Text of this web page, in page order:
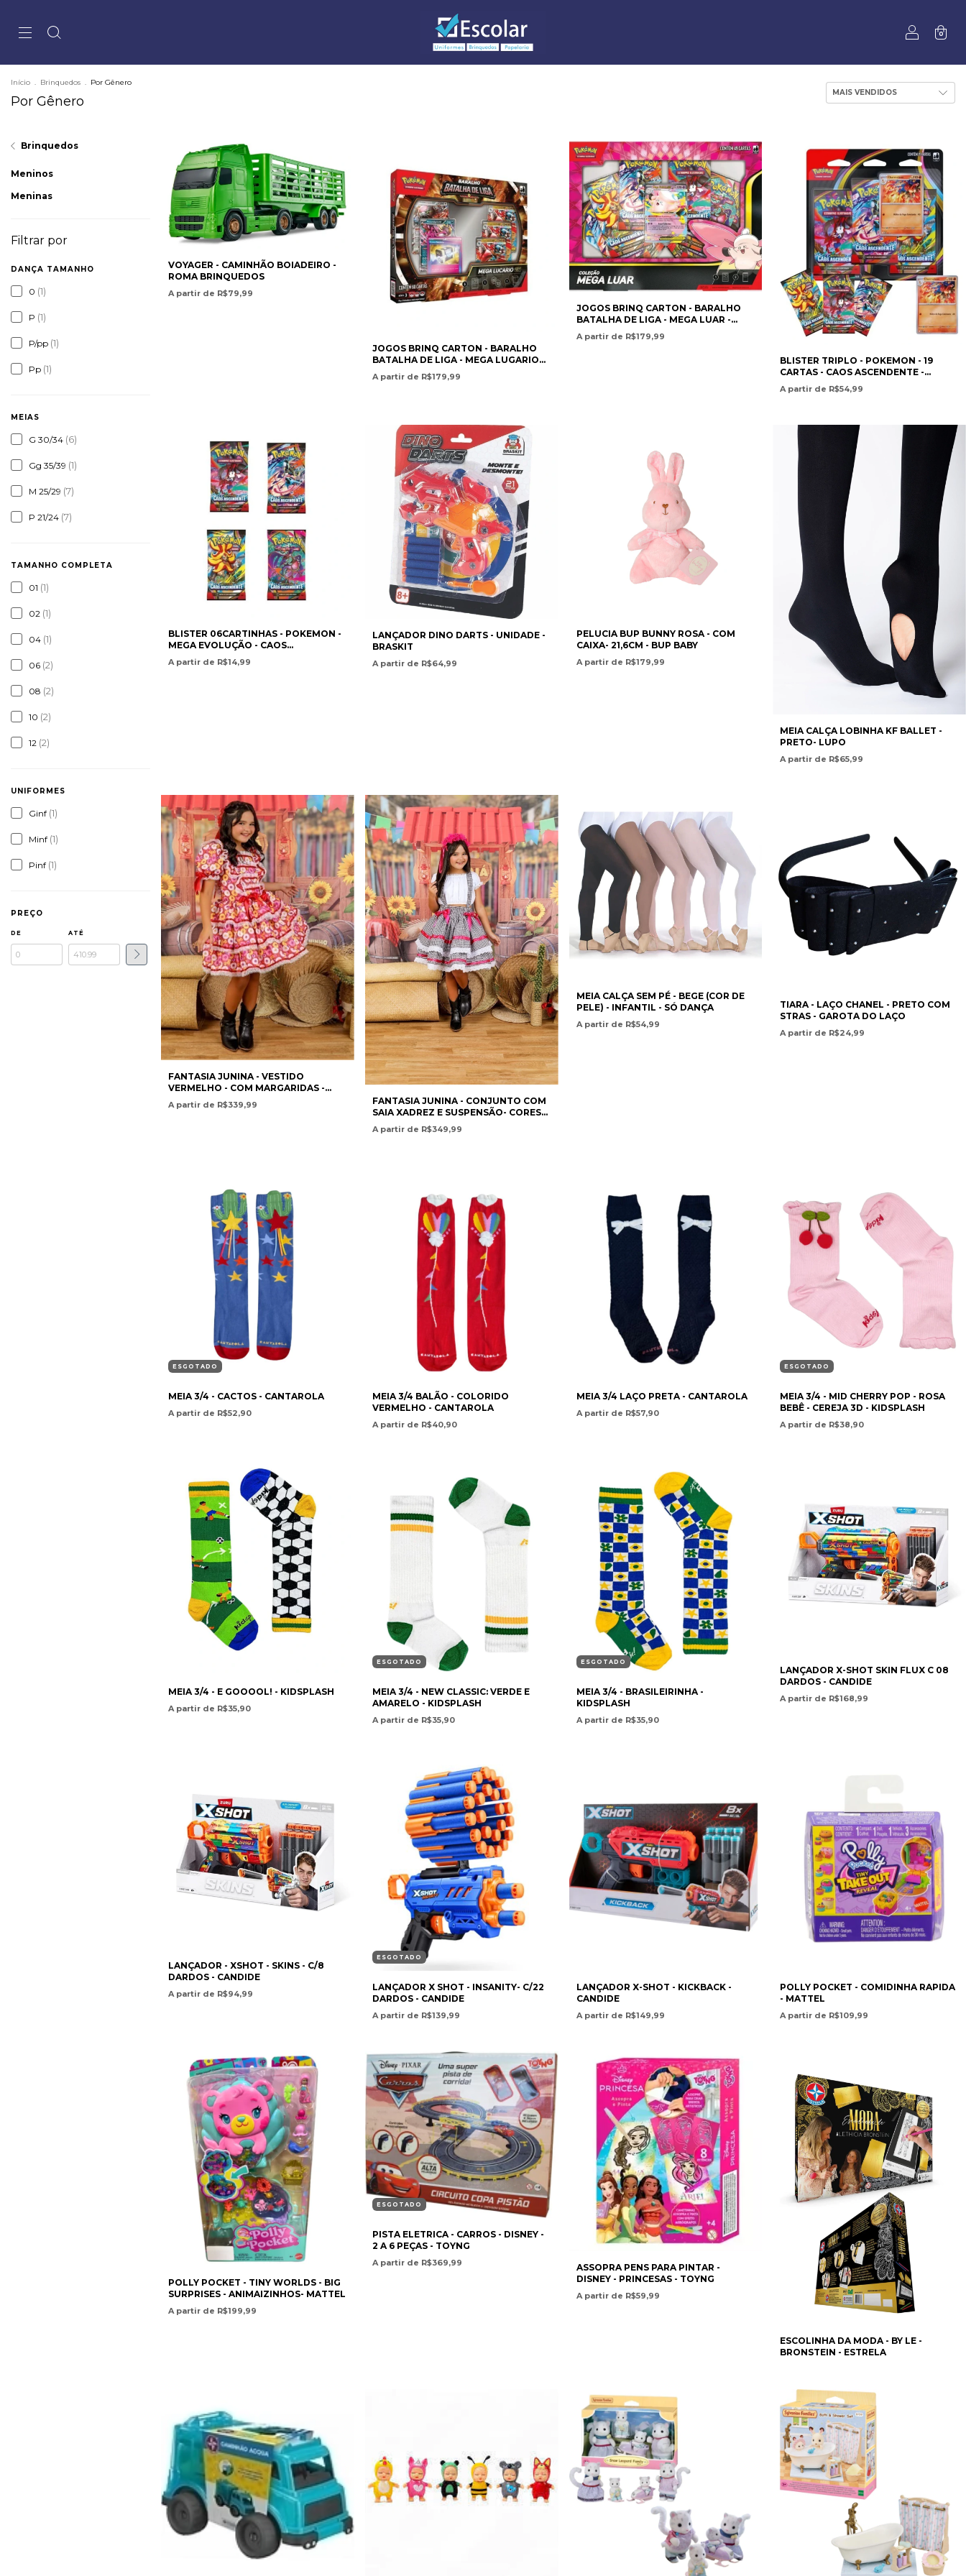
0
Início . Brinquedos . Por Gênero
Por Gênero
Brinquedos
Meninos
Meninas
Filtrar por
DANÇA TAMANHO
0 (1)
P (1)
P/pp (1)
Pp (1)
MEIAS
G 30/34 (6)
Gg 35/39 (1)
M 25/29 (7)
P 21/24 (7)
TAMANHO COMPLETA
01 (1)
02 (1)
04 (1)
06 (2)
08 (2)
10 (2)
12 (2)
UNIFORMES
Ginf (1)
Minf (1)
Pinf (1)
PREÇO
DE ATÉ
VOYAGER - CAMINHÃO BOIADEIRO -
ROMA BRINQUEDOS
A partir de R$79,99
JOGOS BRINQ CARTON - BARALHO
BATALHA DE LIGA - MEGA LUGARIO
EX - CONTÉM 60 CARTAS - NÍVEL 3 -
POKEMON
A partir de R$179,99
JOGOS BRINQ CARTON - BARALHO
BATALHA DE LIGA - MEGA LUAR -
CONTÉM 49 CARTAS - INCLUI CARTA
PROMOCIONAL-POKEMON
A partir de R$179,99
BLISTER TRIPLO - POKEMON - 19
CARTAS - CAOS ASCENDENTE -
COPAG
A partir de R$54,99
BLISTER 06CARTINHAS - POKEMON -
MEGA EVOLUÇÃO - CAOS
ASCENDENTE - COPAG
A partir de R$14,99
LANÇADOR DINO DARTS - UNIDADE -
BRASKIT
A partir de R$64,99
PELUCIA BUP BUNNY ROSA - COM
CAIXA- 21,6CM - BUP BABY
A partir de R$179,99
MEIA CALÇA LOBINHA KF BALLET -
PRETO- LUPO
A partir de R$65,99
FANTASIA JUNINA - VESTIDO
VERMELHO - COM MARGARIDAS -
CANTINHO DO NORDESTE
A partir de R$339,99
FANTASIA JUNINA - CONJUNTO COM
SAIA XADREZ E SUSPENSÃO- CORES
DIVERSOS- CANTINHO DO NORDESTE
A partir de R$349,99
MEIA CALÇA SEM PÉ - BEGE (COR DE
PELE) - INFANTIL - SÓ DANÇA
A partir de R$54,99
TIARA - LAÇO CHANEL - PRETO COM
STRAS - GAROTA DO LAÇO
A partir de R$24,99
ESGOTADO
MEIA 3/4 - CACTOS - CANTAROLA
A partir de R$52,90
MEIA 3/4 BALÃO - COLORIDO
VERMELHO - CANTAROLA
A partir de R$40,90
MEIA 3/4 LAÇO PRETA - CANTAROLA
A partir de R$57,90
ESGOTADO
MEIA 3/4 - MID CHERRY POP - ROSA
BEBÊ - CEREJA 3D - KIDSPLASH
A partir de R$38,90
MEIA 3/4 - E GOOOOL! - KIDSPLASH
A partir de R$35,90
ESGOTADO
MEIA 3/4 - NEW CLASSIC: VERDE E
AMARELO - KIDSPLASH
A partir de R$35,90
ESGOTADO
MEIA 3/4 - BRASILEIRINHA -
KIDSPLASH
A partir de R$35,90
LANÇADOR X-SHOT SKIN FLUX C 08
DARDOS - CANDIDE
A partir de R$168,99
LANÇADOR - XSHOT - SKINS - C/8
DARDOS - CANDIDE
A partir de R$94,99
ESGOTADO
LANÇADOR X SHOT - INSANITY- C/22
DARDOS - CANDIDE
A partir de R$139,99
LANÇADOR X-SHOT - KICKBACK -
CANDIDE
A partir de R$149,99
POLLY POCKET - COMIDINHA RAPIDA
- MATTEL
A partir de R$109,99
POLLY POCKET - TINY WORLDS - BIG
SURPRISES - ANIMAIZINHOS- MATTEL
A partir de R$199,99
ESGOTADO
PISTA ELETRICA - CARROS - DISNEY -
2 A 6 PEÇAS - TOYNG
A partir de R$369,99
ASSOPRA PENS PARA PINTAR -
DISNEY - PRINCESAS - TOYNG
A partir de R$59,99
ESCOLINHA DA MODA - BY LE -
BRONSTEIN - ESTRELA